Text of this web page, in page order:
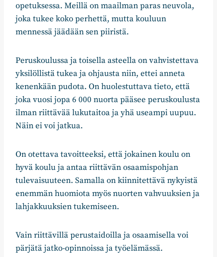
opetuksessa. Meillä on maailman paras neuvola,
joka tukee koko perhettä, mutta kouluun
mennessä jäädään sen piiristä.
Peruskoulussa ja toisella asteella on vahvistettava
yksilöllistä tukea ja ohjausta niin, ettei anneta
kenenkään pudota. On huolestuttava tieto, että
joka vuosi jopa 6 000 nuorta pääsee peruskoulusta
ilman riittävää lukutaitoa ja yhä useampi uupuu.
Näin ei voi jatkua.
On otettava tavoitteeksi, että jokainen koulu on
hyvä koulu ja antaa riittävän osaamispohjan
tulevaisuuteen. Samalla on kiinnitettävä nykyistä
enemmän huomiota myös nuorten vahvuuksien ja
lahjakkuuksien tukemiseen.
Vain riittävillä perustaidoilla ja osaamisella voi
pärjätä jatko-opinnoissa ja työelämässä.